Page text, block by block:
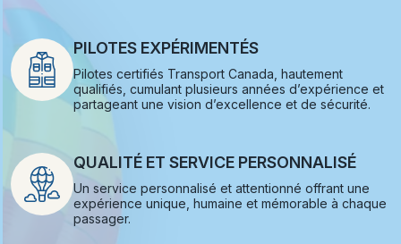
PILOTES EXPÉRIMENTÉS
Pilotes certifiés Transport Canada, hautement
qualifiés, cumulant plusieurs années d’expérience et
partageant une vision d’excellence et de sécurité.
QUALITÉ ET SERVICE PERSONNALISÉ
Un service personnalisé et attentionné offrant une
expérience unique, humaine et mémorable à chaque
passager.